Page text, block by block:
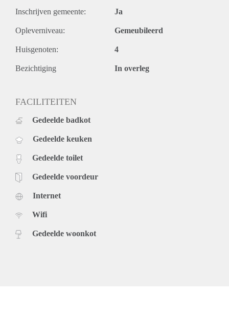
Inschrijven gemeente: Ja
Opleverniveau: Gemeubileerd
Huisgenoten: 4
Bezichtiging In overleg
FACILITEITEN
Gedeelde badkot
Gedeelde keuken
Gedeelde toilet
Gedeelde voordeur
Internet
Wifi
Gedeelde woonkot